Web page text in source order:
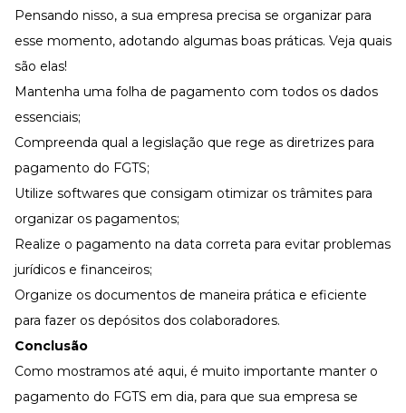
Pensando nisso, a sua empresa precisa se organizar para
esse momento, adotando algumas boas práticas. Veja quais
são elas!
Mantenha uma folha de pagamento com todos os dados
essenciais;
Compreenda qual a legislação que rege as diretrizes para
pagamento do FGTS;
Utilize softwares que consigam otimizar os trâmites para
organizar os pagamentos;
Realize o pagamento na data correta para evitar problemas
jurídicos e financeiros;
Organize os documentos de maneira prática e eficiente
para fazer os depósitos dos colaboradores.
Conclusão
Como mostramos até aqui, é muito importante manter o
pagamento do FGTS em dia, para que sua empresa se